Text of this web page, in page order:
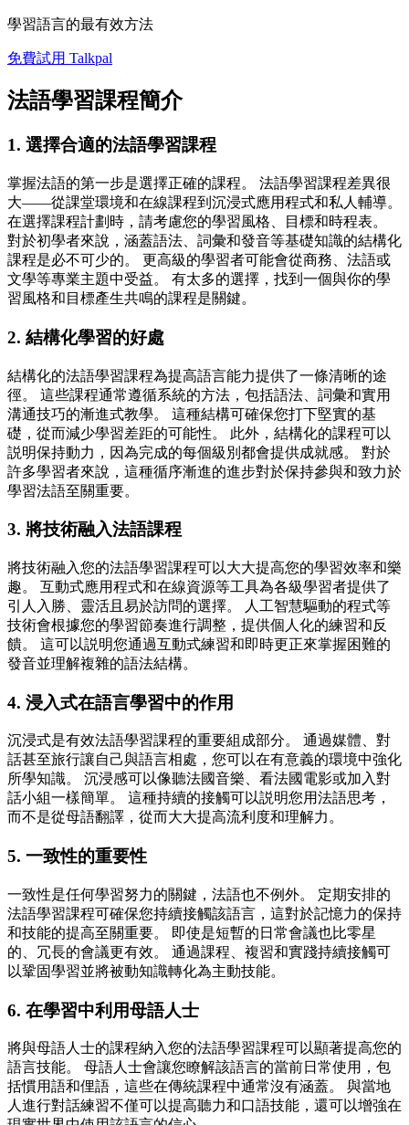
學習語言的最有效方法
免費試用 Talkpal
法語學習課程簡介
1. 選擇合適的法語學習課程
掌握法語的第一步是選擇正確的課程。 法語學習課程差異很
大——從課堂環境和在線課程到沉浸式應用程式和私人輔導。
在選擇課程計劃時，請考慮您的學習風格、目標和時程表。
對於初學者來說，涵蓋語法、詞彙和發音等基礎知識的結構化
課程是必不可少的。 更高級的學習者可能會從商務、法語或
文學等專業主題中受益。 有太多的選擇，找到一個與你的學
習風格和目標產生共鳴的課程是關鍵。
2. 結構化學習的好處
結構化的法語學習課程為提高語言能力提供了一條清晰的途
徑。 這些課程通常遵循系統的方法，包括語法、詞彙和實用
溝通技巧的漸進式教學。 這種結構可確保您打下堅實的基
礎，從而減少學習差距的可能性。 此外，結構化的課程可以
説明保持動力，因為完成的每個級別都會提供成就感。 對於
許多學習者來說，這種循序漸進的進步對於保持參與和致力於
學習法語至關重要。
3. 將技術融入法語課程
將技術融入您的法語學習課程可以大大提高您的學習效率和樂
趣。 互動式應用程式和在線資源等工具為各級學習者提供了
引人入勝、靈活且易於訪問的選擇。 人工智慧驅動的程式等
技術會根據您的學習節奏進行調整，提供個人化的練習和反
饋。 這可以説明您通過互動式練習和即時更正來掌握困難的
發音並理解複雜的語法結構。
4. 浸入式在語言學習中的作用
沉浸式是有效法語學習課程的重要組成部分。 通過媒體、對
話甚至旅行讓自己與語言相處，您可以在有意義的環境中強化
所學知識。 沉浸感可以像聽法國音樂、看法國電影或加入對
話小組一樣簡單。 這種持續的接觸可以説明您用法語思考，
而不是從母語翻譯，從而大大提高流利度和理解力。
5. 一致性的重要性
一致性是任何學習努力的關鍵，法語也不例外。 定期安排的
法語學習課程可確保您持續接觸該語言，這對於記憶力的保持
和技能的提高至關重要。 即使是短暫的日常會議也比零星
的、冗長的會議更有效。 通過課程、複習和實踐持續接觸可
以鞏固學習並將被動知識轉化為主動技能。
6. 在學習中利用母語人士
將與母語人士的課程納入您的法語學習課程可以顯著提高您的
語言技能。 母語人士會讓您瞭解該語言的當前日常使用，包
括慣用語和俚語，這些在傳統課程中通常沒有涵蓋。 與當地
人進行對話練習不僅可以提高聽力和口語技能，還可以增強在